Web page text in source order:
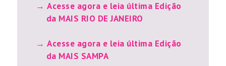
Acesse agora e leia última Edição
da MAIS RIO DE JANEIRO
Acesse agora e leia última Edição
da MAIS SAMPA